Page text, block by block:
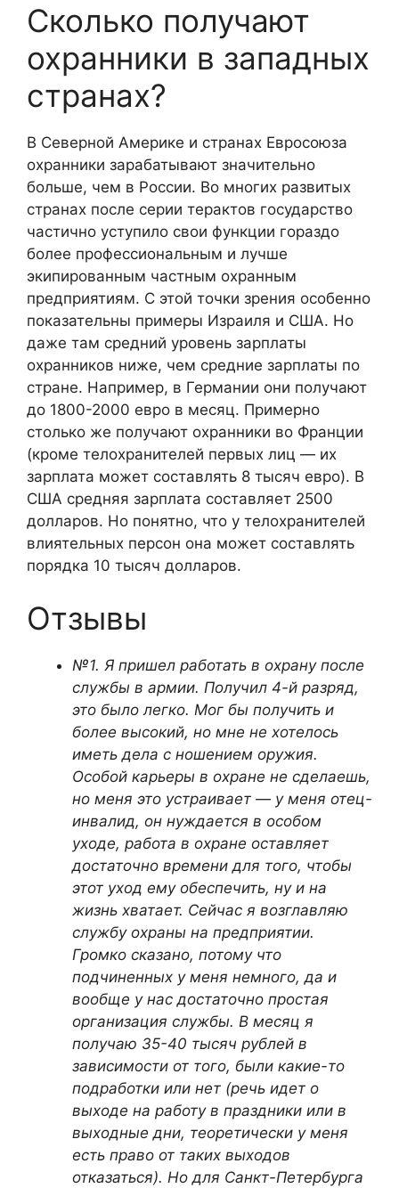
Сколько получают
охранники в западных
странах?
В Северной Америке и странах Евросоюза
охранники зарабатывают значительно
больше, чем в России. Во многих развитых
странах после серии терактов государство
частично уступило свои функции гораздо
более профессиональным и лучше
экипированным частным охранным
предприятиям. С этой точки зрения особенно
показательны примеры Израиля и США. Но
даже там средний уровень зарплаты
охранников ниже, чем средние зарплаты по
стране. Например, в Германии они получают
до 1800-2000 евро в месяц. Примерно
столько же получают охранники во Франции
(кроме телохранителей первых лиц — их
зарплата может составлять 8 тысяч евро). В
США средняя зарплата составляет 2500
долларов. Но понятно, что у телохранителей
влиятельных персон она может составлять
порядка 10 тысяч долларов.
Отзывы
№1. Я пришел работать в охрану после
службы в армии. Получил 4-й разряд,
это было легко. Мог бы получить и
более высокий, но мне не хотелось
иметь дела с ношением оружия.
Особой карьеры в охране не сделаешь,
но меня это устраивает — у меня отец-
инвалид, он нуждается в особом
уходе, работа в охране оставляет
достаточно времени для того, чтобы
этот уход ему обеспечить, ну и на
жизнь хватает. Сейчас я возглавляю
службу охраны на предприятии.
Громко сказано, потому что
подчиненных у меня немного, да и
вообще у нас достаточно простая
организация службы. В месяц я
получаю 35-40 тысяч рублей в
зависимости от того, были какие-то
подработки или нет (речь идет о
выходе на работу в праздники или в
выходные дни, теоретически у меня
есть право от таких выходов
отказаться). Но для Санкт-Петербурга